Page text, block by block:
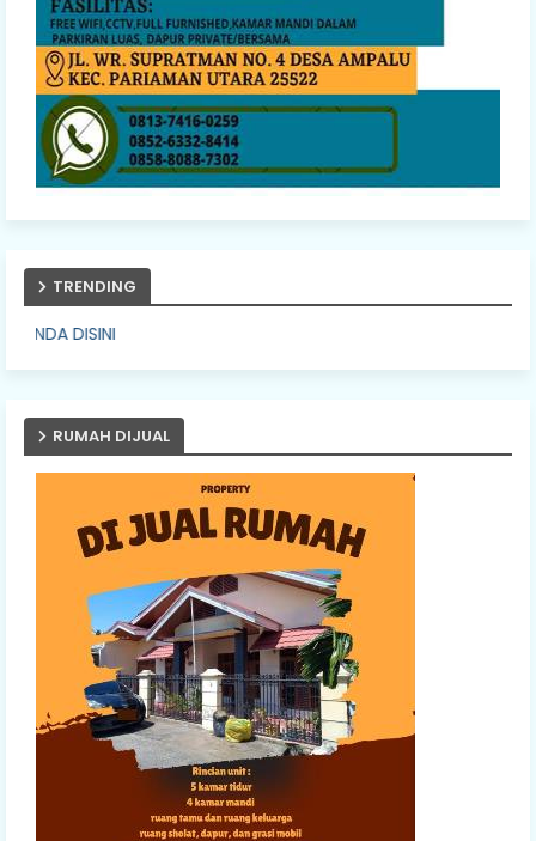
TRENDING
RUMAH DIJUAL